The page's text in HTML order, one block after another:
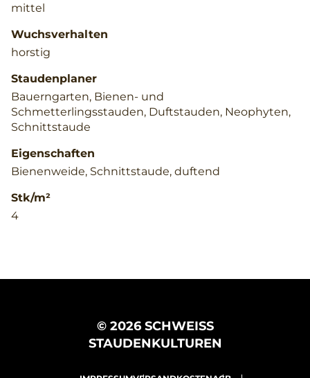
mittel
Wuchsverhalten
horstig
Staudenplaner
Bauerngarten, Bienen- und
Schmetterlingsstauden, Duftstauden, Neophyten,
Schnittstaude
Eigenschaften
Bienenweide, Schnittstaude, duftend
Stk/m²
4
© 2026 SCHWEISS
STAUDENKULTUREN